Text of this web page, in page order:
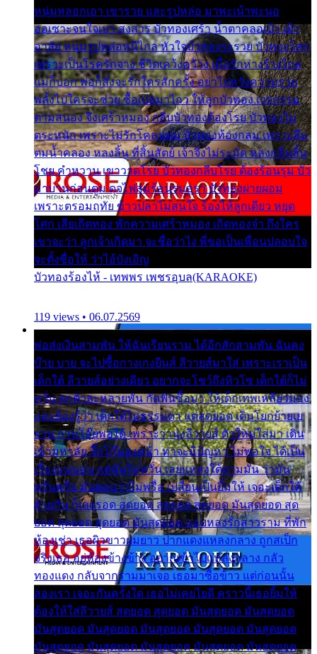
หนุ่มหลอกเอา เขารวย และรูปหล่อ มาพะเน้าพะนอ
ออเซาะจนใจเบา สงสาร บัวทองเศร้า น้ำตาคลอเบ้า เฝ้า
อาลัย หนุ่มรูปหล่อหนีไกล หัวใจบัวทองระรวย บัวทองโศก
เพราะเป็นโรครักจาง ชีวิตเคว้งคว้าง เมื่อรักห่างร้างไกล
แม่ก็บอก พ่อก็สั่งจะรักใครสักครั้ง อย่าไปหวังความรวย
พลั้งไปใครจะช่วย ซื้อเปลมาไกว ให้ลูกบัวทอง เวรกรรม
ตามสนอง จึงเศร้าหมอง กลีบบัวทองต้องโรย บัวทองไม่
ตระหนัก เพราะไม่รักโคลนตม บัวทองท้องกลม เพราะลืม
ตมน้ำคลอง หลงลิ้น ที่สิ้นสัตย์ เจ้าจึงไม่ระมัด หลงกลิ่นลิ้น
โชย คำหวาน เขาวาดโรย บัวทองกลีบโรย ต้องร้อนรุม บัว
มาบานก่อนตูม ดุจไฟสุมร้อนรุมอุรา บัวทองผ่ายผอม
เพราะตรอมฤทัย ข้าวปลาไม่สนใจ ร้องไห้ลูกเดียว หยุด
โศก เสียเถิดทอง พักความเศร้าหมอง เถิดทองจ๋า ถึงใคร
เขาจะว่า ลูกเจ้าเกิดมา จะชื่อว่าไง พี่ขอเป็นเพื่อนปลอบใจ
จะตั้งชื่อให้ ว่าไอ้บังเอิญ
บัวทองร้องไห้ - เทพพร เพชรอุบล(KARAOKE)
119 views • 06.07.2569
พ่อส่งเงินสามพัน ให้ฉันเรียนราม ได้อีกสักสามพัน ฉันคง
บ๊าย บาย จะไปซื้อกางเกงยีนส์ ลีวายส์มาใส่ เพราะเราเป็น
เด็กใต้ ลีวายส์อย่างเดียว อยากจะโชว์ถึงหิวโซ เด็กใต้ก็ไม่
หวั่น ตกตัวละหลายพัน กัดฟันซื้อมา ให้เด็กเทพเหลียวมอง
และต้องรู้ว่า เด็กใต้ไม่ธรรมดา แต่สุดยอด เดินโยกย้ายเย
ยวน กวนโอ๊ยพอได้ เพราะว่านุ่งลีวายส์ ตัวใหม่ใส่มา เดิน
เข้ามหาลัย จิ๊กโก๊มองหน้า ท่าจะมีปัญหา ไม่พอใจ ได้เป็น
เรื่องแน่นอน แต่ฉันไม่หวั่น เลยแหลงใต้ถามมัน ว่ามัน
พรั่นพรือ มันตอบว่าไม่พรื่อ เปลี่ยนเป็นยิ้มให้ เจอะเด็กใต้
ด้วยกัน ก็เลยรอด สุดยอด สุดยอด สุดยอด มันสุดยอด สุด
ยอด สุดยอด สุดยอด มันสุดยอด แอบหลงรักสาวราม ที่พัก
ห้องเช่า เธอผิวขาวผมยาว ปากแดงแหลงกลาง ถูกสเป็ก
จริงเธอ อยู่ห้องข้างข้าง อยากเข้าไปแหลงกลาง กลัว
ทองแดง กลับจากรามมาเจอ เธอมาซื้อข้าว แต่ก่อนนั้น
สองเรา เจอะกันครั้งใด เธอไม่เคยไยดี คราวนี้เธอยิ้มให้
ต้องให้ใส่ลีวายส์ สุดยอด สุดยอด มันสุดยอด มันสุดยอด
มันสุดยอด มันสุดยอด มันสุดยอด มันสุดยอด มันสุดยอด
มันสุดยอด มันสุดยอด มันสุดยอด มันสุดยอด มันสุดยอด